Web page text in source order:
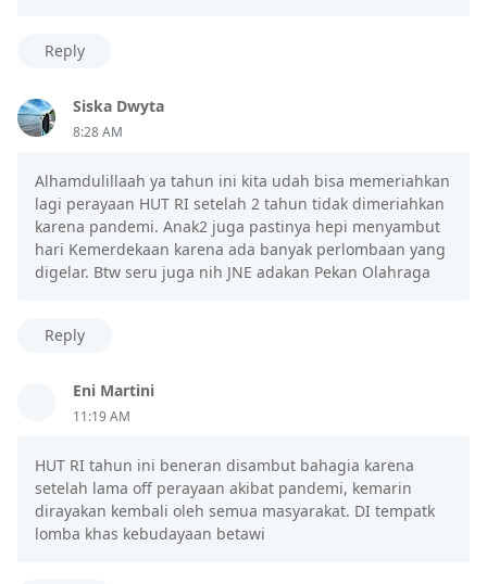
Reply
Siska Dwyta
8:28 AM
Alhamdulillaah ya tahun ini kita udah bisa memeriahkan
lagi perayaan HUT RI setelah 2 tahun tidak dimeriahkan
karena pandemi. Anak2 juga pastinya hepi menyambut
hari Kemerdekaan karena ada banyak perlombaan yang
digelar. Btw seru juga nih JNE adakan Pekan Olahraga
Reply
Eni Martini
11:19 AM
HUT RI tahun ini beneran disambut bahagia karena
setelah lama off perayaan akibat pandemi, kemarin
dirayakan kembali oleh semua masyarakat. DI tempatk
lomba khas kebudayaan betawi